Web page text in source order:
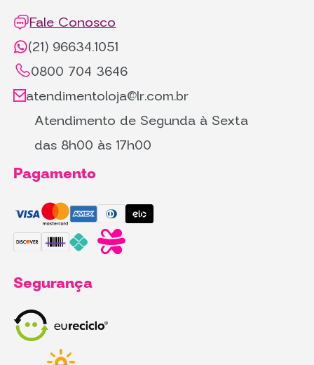
Fale Conosco
(21) 96634.1051
0800 704 3646
atendimentoloja@lr.com.br
Atendimento de Segunda à Sexta
das 8h00 às 17h00
Pagamento
Segurança